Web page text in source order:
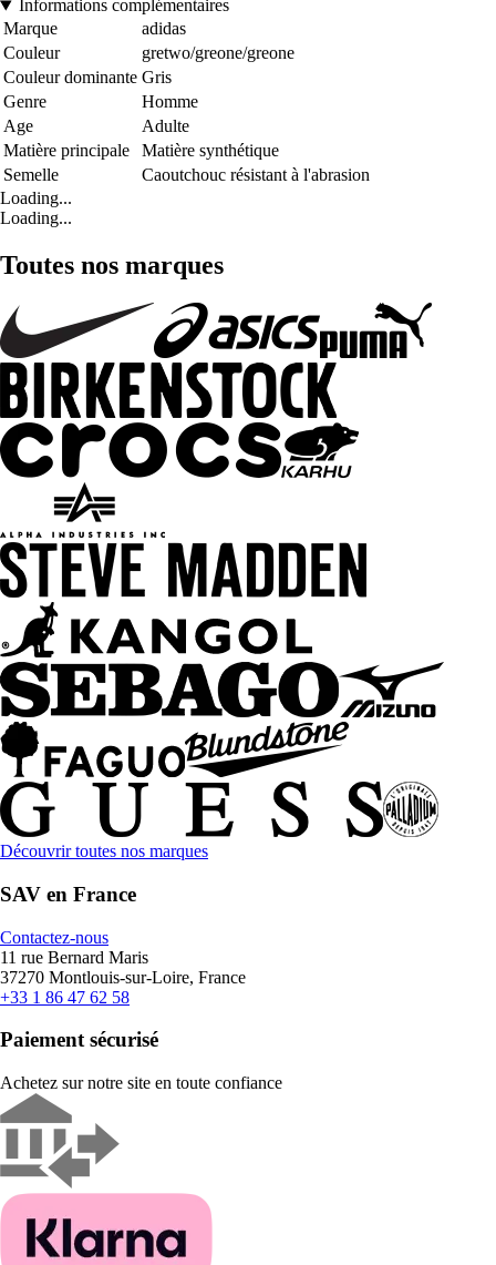
Informations complémentaires
Marque
adidas
Couleur
gretwo/greone/greone
Couleur dominante Gris
Genre
Homme
Age
Adulte
Matière principale
Matière synthétique
Semelle
Caoutchouc résistant à l'abrasion
Loading...
Loading...
Toutes nos marques
Découvrir toutes nos marques
SAV en France
Contactez-nous
11 rue Bernard Maris
37270 Montlouis-sur-Loire, France
+33 1 86 47 62 58
Paiement sécurisé
Achetez sur notre site en toute confiance